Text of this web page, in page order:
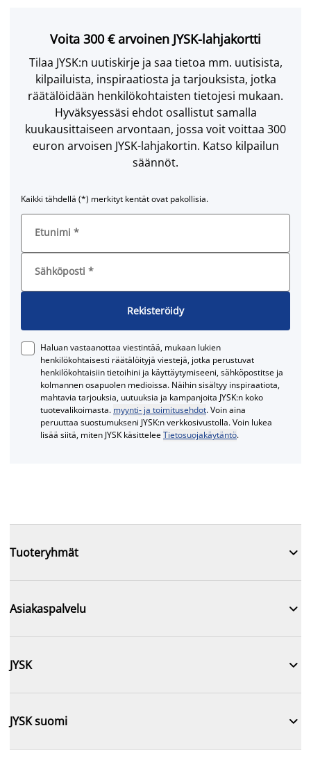
Voita 300 € arvoinen JYSK-lahjakortti
Tilaa JYSK:n uutiskirje ja saa tietoa mm. uutisista,
kilpailuista, inspiraatiosta ja tarjouksista, jotka
räätälöidään henkilökohtaisten tietojesi mukaan.
Hyväksyessäsi ehdot osallistut samalla
kuukausittaiseen arvontaan, jossa voit voittaa 300
euron arvoisen JYSK-lahjakortin. Katso kilpailun
säännöt.
Kaikki tähdellä (*) merkityt kentät ovat pakollisia.
Etunimi *
Sähköposti *
Rekisteröidy
Haluan vastaanottaa viestintää, mukaan lukien
henkilökohtaisesti räätälöityjä viestejä, jotka perustuvat
henkilökohtaisiin tietoihini ja käyttäytymiseeni, sähköpostitse ja
kolmannen osapuolen medioissa. Näihin sisältyy inspiraatiota,
mahtavia tarjouksia, uutuuksia ja kampanjoita JYSK:n koko
tuotevalikoimasta. myynti- ja toimitusehdot. Voin aina
peruuttaa suostumukseni JYSK:n verkkosivustolla. Voin lukea
lisää siitä, miten JYSK käsitteleeTietosuojakäytäntö.
Tuoteryhmät 
Asiakaspalvelu 
JYSK 
JYSK suomi 